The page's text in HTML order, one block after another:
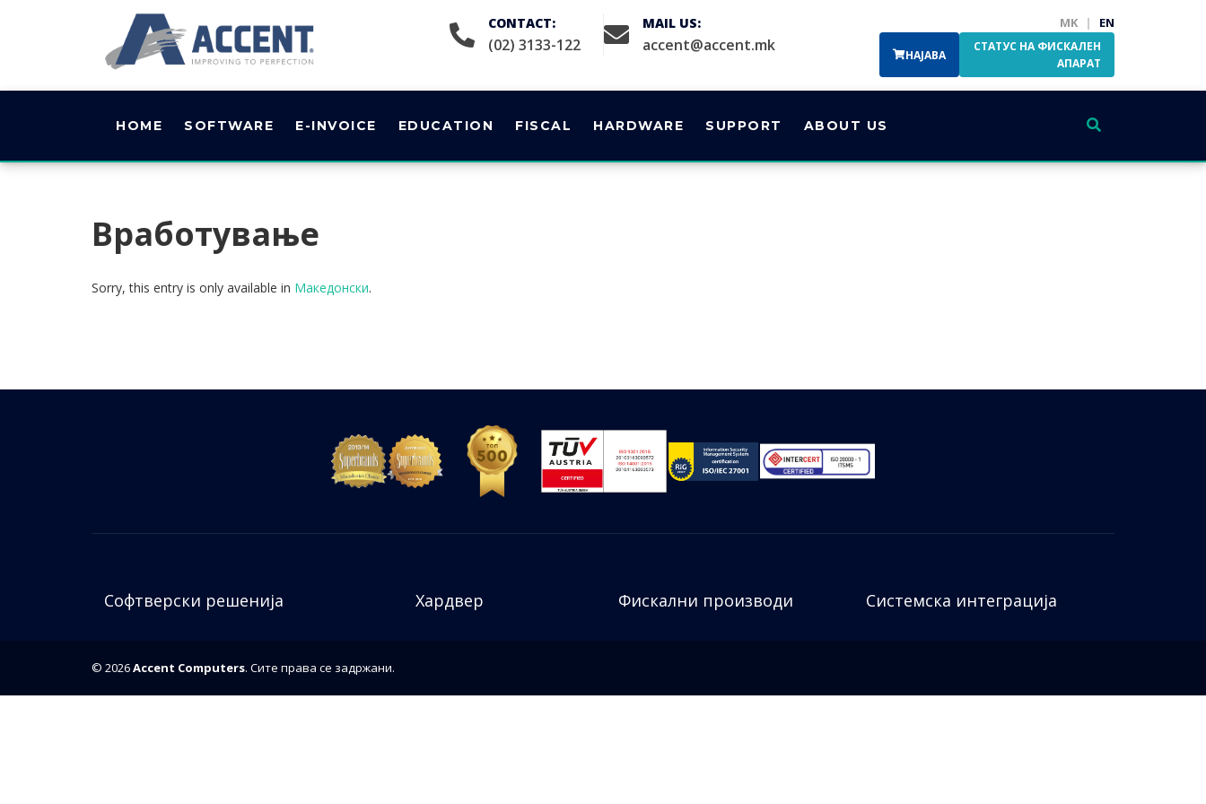
CONTACT:
(02) 3133-122
MAIL US:
accent@accent.mk
MK | EN
НАЈАВА
СТАТУС НА ФИСКАЛЕН
АПАРАТ
HOME SOFTWARE E-INVOICE EDUCATION FISCAL HARDWARE SUPPORT ABOUT US
Вработување
Sorry, this entry is only available in Македонски.
Софтверски решенија Хардвер Фискални производи Системска интеграција
© 2026Accent Computers. Сите права се задржани.